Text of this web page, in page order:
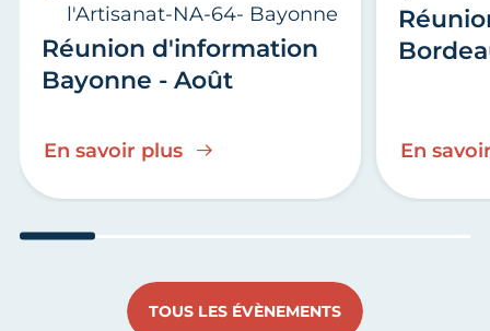
Réunion d'information
Bayonne - Août
l'Artisanat-NA-64- Bayonne
En savoir plus En
TOUS LES ÉVÈNEMENTS